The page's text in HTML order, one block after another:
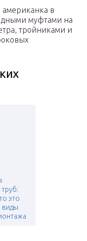
в
муфтами на
тройниками и
это
виды